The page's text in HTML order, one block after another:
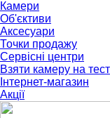
Камери
Об'єктиви
Аксесуари
Точки продажу
Сервісні центри
Взяти камеру на тест
Інтернет-магазин
Акції